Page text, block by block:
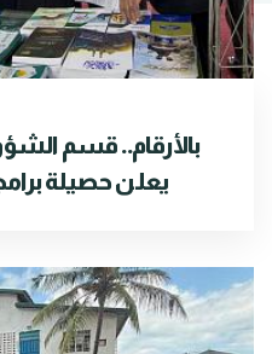
بالأرقام.. قسم
يعلن حصيلة